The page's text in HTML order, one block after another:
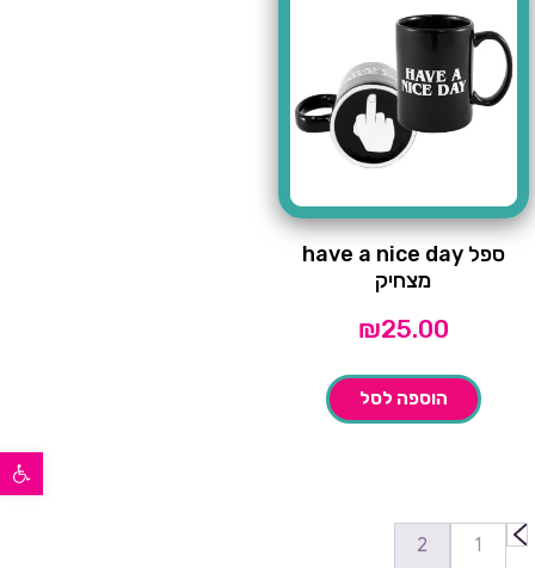
פתח סרגל נגישות
ספל have a nice day
מצחיק
₪25.00
הוספה לסל
1
2